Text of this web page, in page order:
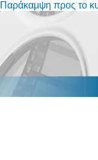
Παράκαμψη προς το